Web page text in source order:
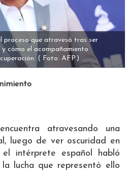
proceso que atravesó tras ser
cómo el acompañamiento
( Foto: AFP.)
atravesando una
luego de ver oscuridad en
intérprete español habló
lucha que representó ello